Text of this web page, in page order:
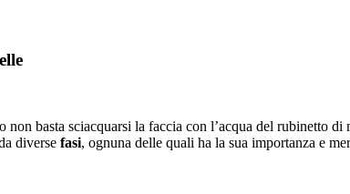
non basta sciacquarsi la faccia con l’acqua del rubinetto
diverse fasi, ognuna delle quali ha la sua importanza e